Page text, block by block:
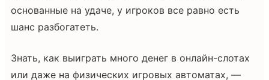
основанные на удаче, у игроков все равно есть
шанс разбогатеть.
Знать, как выиграть много денег в онлайн-слотах
или даже на физических игровых автоматах, —